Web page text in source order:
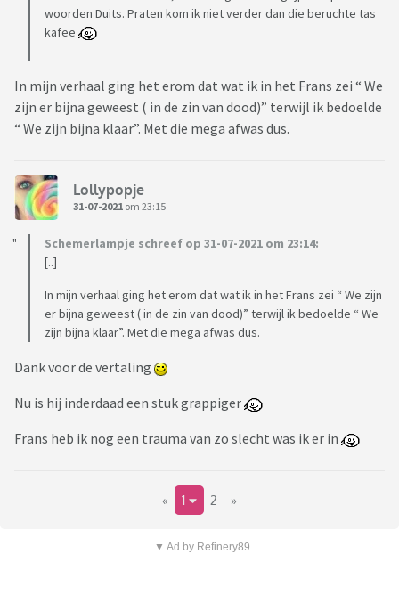
woorden Duits. Praten kom ik niet verder dan die beruchte tas
kafee
In mijn verhaal ging het erom dat wat ik in het Frans zei “ We
zijn er bijna geweest ( in de zin van dood)” terwijl ik bedoelde
“ We zijn bijna klaar”. Met die mega afwas dus.
Lollypopje
31-07-2021 om 23:15
Schemerlampje schreef op 31-07-2021 om 23:14:
[..]
In mijn verhaal ging het erom dat wat ik in het Frans zei “ We zijn
er bijna geweest ( in de zin van dood)” terwijl ik bedoelde “ We
zijn bijna klaar”. Met die mega afwas dus.
Dank voor de vertaling
Nu is hij inderdaad een stuk grappiger
Frans heb ik nog een trauma van zo slecht was ik er in
« 1 2 »
▼ Ad by Refinery89